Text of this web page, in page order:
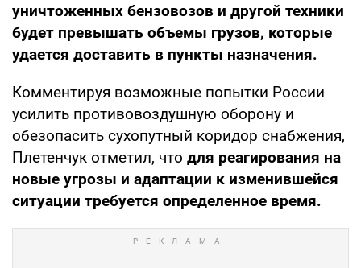
уничтоженных бензовозов и другой техники
будет превышать объемы грузов, которые
удается доставить в пункты назначения.
Комментируя возможные попытки России
усилить противовоздушную оборону и
обезопасить сухопутный коридор снабжения,
Плетенчук отметил, что для реагирования на
новые угрозы и адаптации к изменившейся
ситуации требуется определенное время.